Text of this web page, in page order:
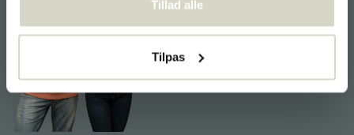
Tillad alle
Tilpas
Vi er glade for at hjælpe dig
og er klar til dig! For
din ordre bedes du kontakte